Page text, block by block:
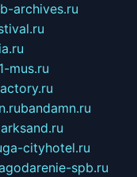
archives.ru
1-mus.ru
bandamn.ru
cityhotel.ru
spb.ru